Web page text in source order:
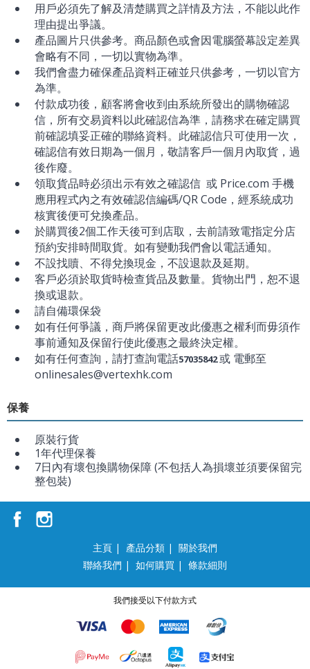
用戶必須先了解及清楚購買之詳情及方法，不能以此作
理由提出爭議。
產品圖片只供參考。商品顏色或會因電腦螢幕設定差異
會略有不同，一切以實物為準。
我們會盡力確保產品資料正確並只供參考，一切以官方
為準。
付款成功後，顧客將會收到由系統所發出的購物確認
信，所有交易資料以此確認信為準，請務求在確定購買
前確認填妥正確的聯絡資料。此確認信只可使用一次，
確認信有效日期為一個月，敬請客戶一個月內取貨，過
後作廢。
領取貨品時必須出示有效之確認信 或 Price.com 手機
應用程式內之有效確認信編碼/QR Code，經系統成功
核實後便可兌換產品。
於購買後2個工作天後可到店取，去前請致電指定分店
預約安排時間取貨。如有變動我們會以電話通知。
不設找贖、不得兌換現金，不設退款及延期。
客戶必須於取貨時檢查貨品及數量。貨物出門，恕不退
換或退款。
請自備環保袋
如有任何爭議，商戶將保留更改此優惠之權利而毋須作
事前通知及保留行使此優惠之最終決定權。
如有任何查詢，請打查詢電話57035842或 電郵至
onlinesales@vertexhk.com
保養
原裝行貨
1年代理保養
7日內有壞包換購物保障 (不包括人為損壞並須要保留完
整包裝)
主頁 | 產品分類 | 關於我們
聯絡我們 | 如何購買 | 條款細則
我們接受以下付款方式